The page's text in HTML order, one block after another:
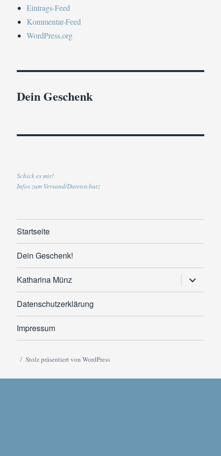
Eintrags-Feed
Kommentar-Feed
WordPress.org
Dein Geschenk
Schick es mir!
Infos zum Versand/Datenschutz
Startseite
Dein Geschenk!
Katharina Münz
anzeigen
Datenschutzerklärung
Impressum
Stolz präsentiert von WordPress